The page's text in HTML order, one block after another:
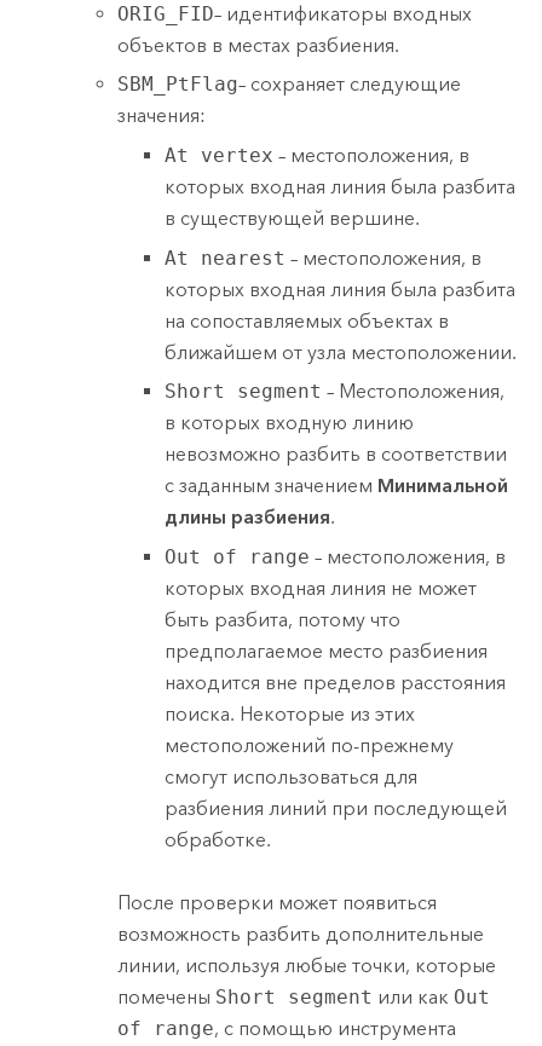
ORIG_FID– идентификаторы входных
объектов в местах разбиения.
SBM_PtFlag– сохраняет следующие
значения:
At vertex – местоположения, в
которых входная линия была разбита
в существующей вершине.
At nearest – местоположения, в
которых входная линия была разбита
на сопоставляемых объектах в
ближайшем от узла местоположении.
Short segment – Местоположения,
в которых входную линию
невозможно разбить в соответствии
с заданным значением Минимальной
длины разбиения.
Out of range – местоположения, в
которых входная линия не может
быть разбита, потому что
предполагаемое место разбиения
находится вне пределов расстояния
поиска. Некоторые из этих
местоположений по-прежнему
смогут использоваться для
разбиения линий при последующей
обработке.
После проверки может появиться
возможность разбить дополнительные
линии, используя любые точки, которые
помечены Short segment или как Out
of range, с помощью инструмента